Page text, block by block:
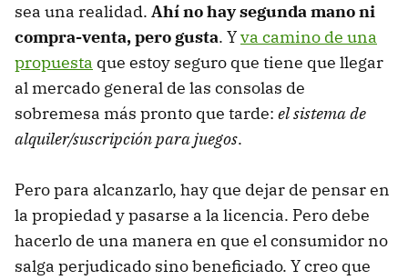
sea una realidad. Ahí no hay segunda mano ni
compra-venta, pero gusta. Yva camino de una
propuesta que estoy seguro que tiene que llegar
al mercado general de las consolas de
sobremesa más pronto que tarde: el sistema de
alquiler/suscripción para juegos.
Pero para alcanzarlo, hay que dejar de pensar en
la propiedad y pasarse a la licencia. Pero debe
hacerlo de una manera en que el consumidor no
salga perjudicado sino beneficiado. Y creo que